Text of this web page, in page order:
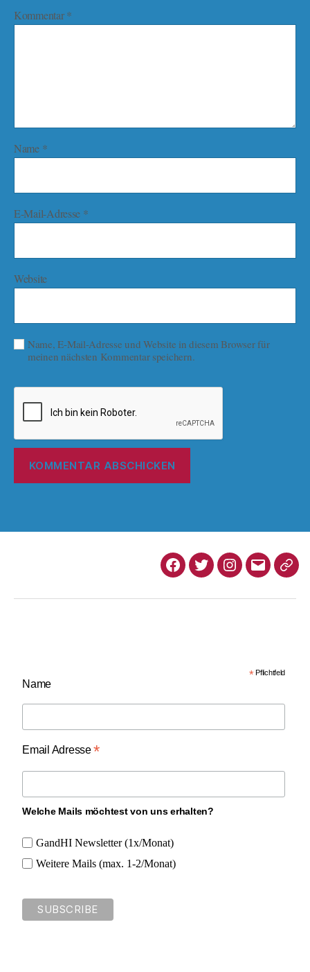
Kommentar*
Name *
E-Mail-Adresse *
Website
Name, E-Mail-Adresse und Website in diesem Browser für
meinen nächsten Kommentar speichern.
*Pflichtfeld
Name
Email Adresse*
Welche Mails möchtest von uns erhalten?
GandHI Newsletter (1x/Monat)
Weitere Mails (max. 1-2/Monat)